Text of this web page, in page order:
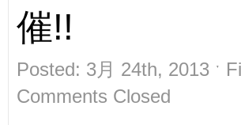
催!!
Posted: 3月 24th, 2013 ˑ
Comments Closed